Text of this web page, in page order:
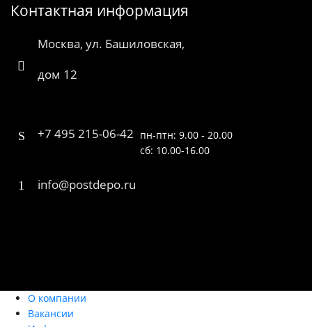
Контактная информация
Москва, ул. Башиловская,
дом 12
+7 495 215-06-42 пн-птн: 9.00 - 20.00
сб: 10.00-16.00
info@postdepo.ru
О компании
Вакансии